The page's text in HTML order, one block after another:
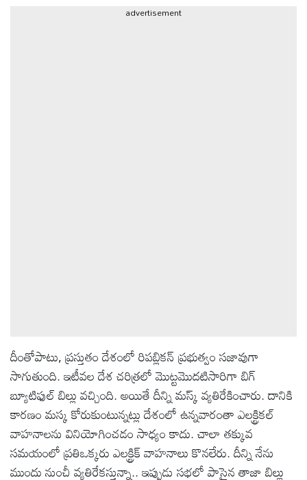
advertisement
దీంతోపాటు, ప్రస్తుతం దేశంలో రిపబ్లికన్ ప్రభుత్వం సజావుగా
సాగుతుంది. ఇటీవల దేశ చరిత్రలో మొట్టమొదటిసారిగా బిగ్
బ్యూటిఫుల్‌ బిల్లు వచ్చింది. అయితే దీన్ని మస్క్ వ్యతిరేకించారు. దానికి
కారణం మస్క కోరుకుంటున్నట్లు దేశంలో ఉన్నవారంతా ఎలక్ట్రికల్
వాహనాలను వినియోగించడం సాధ్యం కాదు. చాలా తక్కువ
సమయంలో ప్రతిఒక్కరు ఎలక్ట్రిక్ వాహనాలు కొనలేరు. దీన్ని నేను
ముందు నుంచీ వ్యతిరేకస్తున్నా.. ఇప్పుడు సభలో పాసైన తాజా బిల్లు